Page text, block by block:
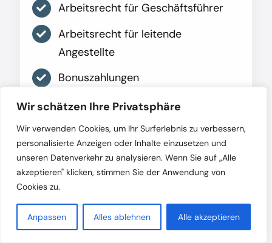
Wir schätzen Ihre Privatsphäre
Wir verwenden Cookies, um Ihr Surferlebnis zu verbessern,
personalisierte Anzeigen oder Inhalte einzusetzen und
unseren Datenverkehr zu analysieren. Wenn Sie auf „Alle
akzeptieren" klicken, stimmen Sie der Anwendung von
Cookies zu.
Anpassen Alles ablehnen Alle akzeptieren
Arbeitsrecht für Geschäftsführer
Arbeitsrecht für leitende
Angestellte
Bonuszahlungen
Umstrukturierungen und
Betriebsübergang
Insolvenz und Insolvenzgeld
Zeugnis
Mehr erfahren